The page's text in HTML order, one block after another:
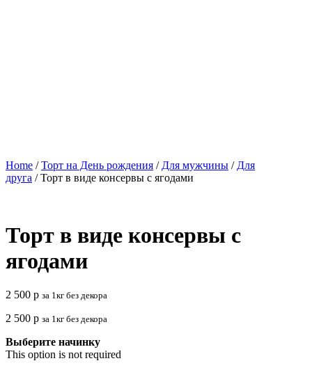
Home /Торт на День рождения / Для мужчины / Для
друга / Торт в виде консервы с ягодами
Торт в виде консервы с
ягодами
2 500 р за 1кг без декора
2 500 р за 1кг без декора
Выберите начинку
This option is not required